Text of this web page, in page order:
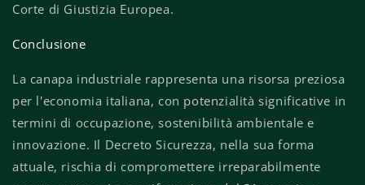
Corte di Giustizia Europea.
Conclusione
La canapa industriale rappresenta una risorsa preziosa
per l'economia italiana, con potenzialità significative in
termini di occupazione, sostenibilità ambientale e
innovazione. Il Decreto Sicurezza, nella sua forma
attuale, rischia di compromettere irreparabilmente